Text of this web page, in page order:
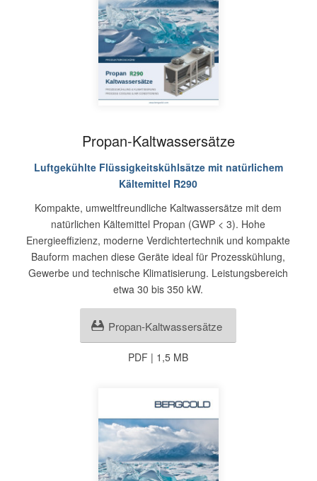
Propan-Kaltwassersätze
Luftgekühlte Flüssigkeitskühlsätze mit natürlichem
Kältemittel R290
Kompakte, umweltfreundliche Kaltwassersätze mit dem
natürlichen Kältemittel Propan (GWP < 3). Hohe
Energieeffizienz, moderne Verdichtertechnik und kompakte
Bauform machen diese Geräte ideal für Prozesskühlung,
Gewerbe und technische Klimatisierung. Leistungsbereich
etwa 30 bis 350 kW.
Propan-Kaltwassersätze
PDF | 1,5 MB